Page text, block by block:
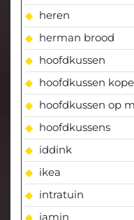
heren
herman brood
hoofdkussen
hoofdkussen
hoofdkussen op
hoofdkussens
iddink
ikea
intratuin
jamin